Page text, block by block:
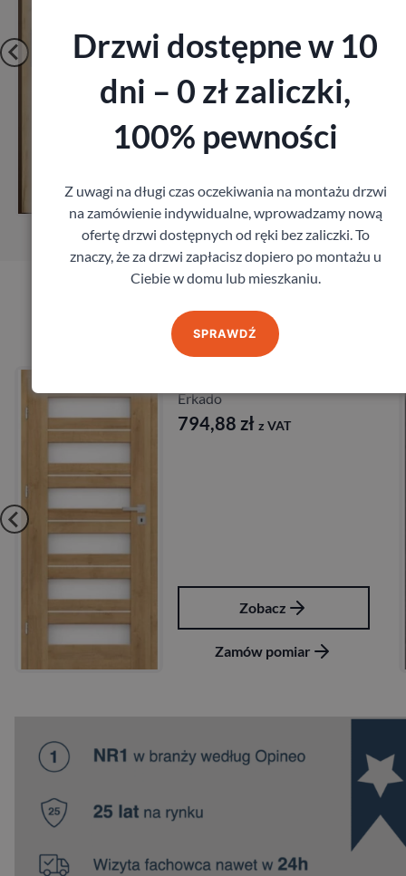
Zamów
Produkty marki Erkado
zł
Zobacz
pomiar
Erkado
Drzwi dostępne w 10
dni – 0 zł zaliczki,
100% pewności
Z uwagi na długi czas oczekiwania na montażu drzwi
na zamówienie indywidualne, wprowadzamy nową
ofertę drzwi dostępnych od ręki bez zaliczki. To
znaczy, że za drzwi zapłacisz dopiero po montażu u
Ciebie w domu lub mieszkaniu.
SPRAWDŹ